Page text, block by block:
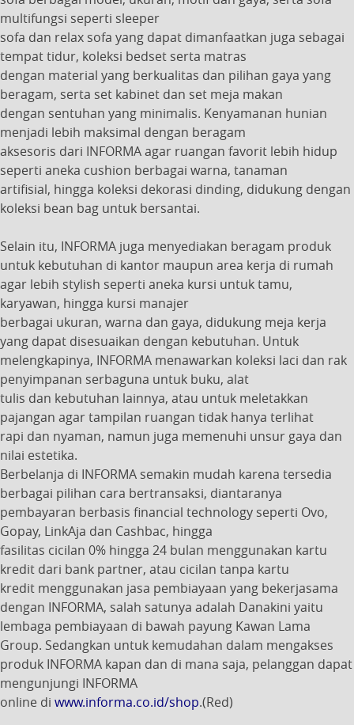
multifungsi seperti sleeper
sofa dan relax sofa yang dapat dimanfaatkan juga sebagai
tempat tidur, koleksi bedset serta matras
dengan material yang berkualitas dan pilihan gaya yang
beragam, serta set kabinet dan set meja makan
dengan sentuhan yang minimalis. Kenyamanan hunian
menjadi lebih maksimal dengan beragam
aksesoris dari INFORMA agar ruangan favorit lebih hidup
seperti aneka cushion berbagai warna, tanaman
artifisial, hingga koleksi dekorasi dinding, didukung dengan
koleksi bean bag untuk bersantai.
Selain itu, INFORMA juga menyediakan beragam produk
untuk kebutuhan di kantor maupun area kerja di rumah
agar lebih stylish seperti aneka kursi untuk tamu,
karyawan, hingga kursi manajer
berbagai ukuran, warna dan gaya, didukung meja kerja
yang dapat disesuaikan dengan kebutuhan. Untuk
melengkapinya, INFORMA menawarkan koleksi laci dan rak
penyimpanan serbaguna untuk buku, alat
tulis dan kebutuhan lainnya, atau untuk meletakkan
pajangan agar tampilan ruangan tidak hanya terlihat
rapi dan nyaman, namun juga memenuhi unsur gaya dan
nilai estetika.
Berbelanja di INFORMA semakin mudah karena tersedia
berbagai pilihan cara bertransaksi, diantaranya
pembayaran berbasis financial technology seperti Ovo,
Gopay, LinkAja dan Cashbac, hingga
fasilitas cicilan 0% hingga 24 bulan menggunakan kartu
kredit dari bank partner, atau cicilan tanpa kartu
kredit menggunakan jasa pembiayaan yang bekerjasama
dengan INFORMA, salah satunya adalah Danakini yaitu
lembaga pembiayaan di bawah payung Kawan Lama
Group. Sedangkan untuk kemudahan dalam mengakses
produk INFORMA kapan dan di mana saja, pelanggan dapat
mengunjungi INFORMA
online di www.informa.co.id/shop.(Red)